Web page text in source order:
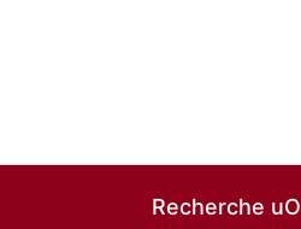
Recherche uO